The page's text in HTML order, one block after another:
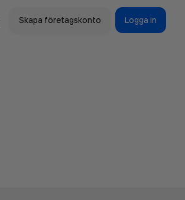
Skapa företagskonto Logga in